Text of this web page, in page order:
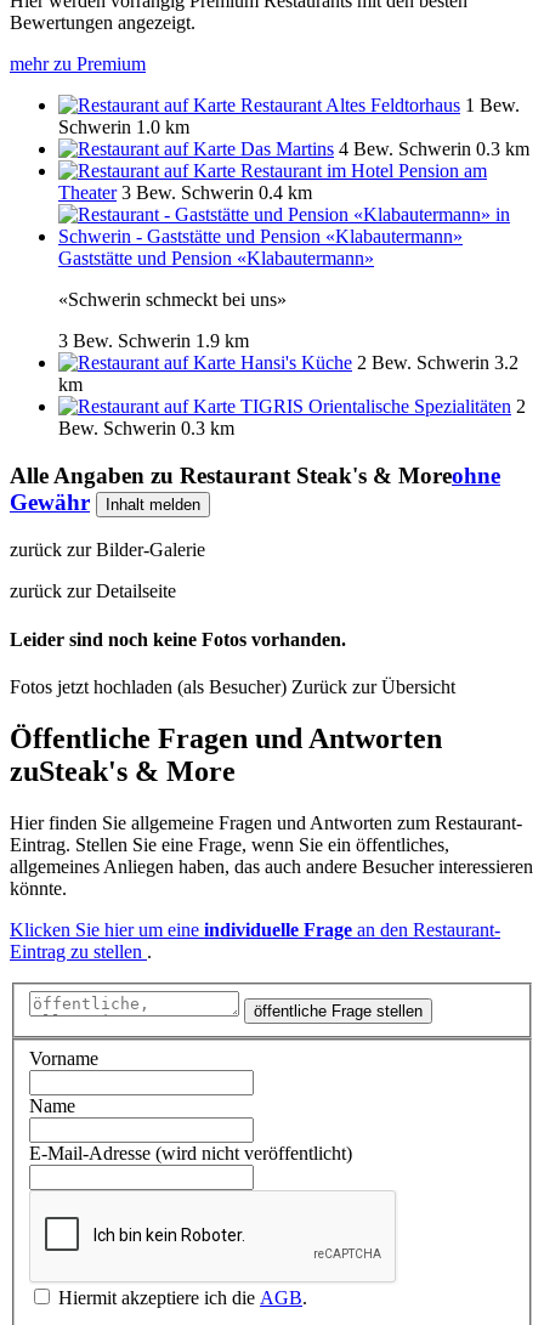
Bewertungen angezeigt.
mehr zu Premium
Restaurant Altes Feldtorhaus 1 Bew.
Schwerin 1.0 km
Das Martins 4 Bew. Schwerin 0.3 km
Restaurant im Hotel Pension am
Theater 3 Bew. Schwerin 0.4 km
Gaststätte und Pension «Klabautermann»
«Schwerin schmeckt bei uns»
3 Bew. Schwerin 1.9 km
Hansi's Küche 2 Bew. Schwerin 3.2
km
TIGRIS Orientalische Spezialitäten 2
Bew. Schwerin 0.3 km
Alle Angaben zu Restaurant Steak's & Moreohne
Gewähr
Inhalt melden
zurück zur Bilder-Galerie
zurück zur Detailseite
Leider sind noch keine Fotos vorhanden.
Fotos jetzt hochladen (als Besucher) Zurück zur Übersicht
Öffentliche Fragen und Antworten
zuSteak's & More
Hier finden Sie allgemeine Fragen und Antworten zum Restaurant-
Eintrag. Stellen Sie eine Frage, wenn Sie ein öffentliches,
allgemeines Anliegen haben, das auch andere Besucher interessieren
könnte.
Klicken Sie hier um eine individuelle Frage an den Restaurant-
Eintrag zu stellen .
öffentliche Frage stellen
Vorname
Name
E-Mail-Adresse (wird nicht veröffentlicht)
Hiermit akzeptiere ich die AGB.